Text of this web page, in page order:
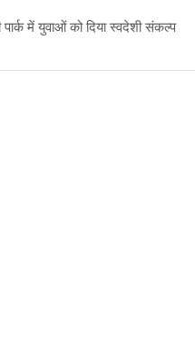
पार्क में युवाओं को दिया स्वदेशी संकल्प